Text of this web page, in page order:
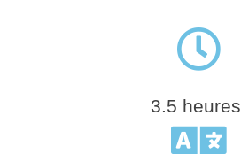
3.5 heures